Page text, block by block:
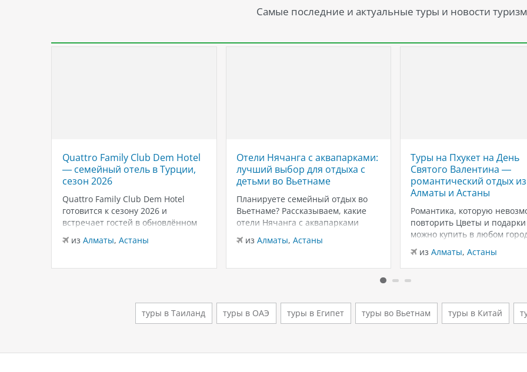
Самые последние и актуальные туры и новости
Quattro Family Club Dem Hotel
— семейный отель в Турции,
сезон 2026
Quattro Family Club Dem Hotel
готовится к сезону 2026 и
встречает гостей в обновлённом
формате, делая ставку на
повышенный комфорт,
спокойного семейного отдыха у
семейный отель в…
из Алматы, Астаны
Отели Нячанга с аквапарками:
лучший выбор для отдыха с
детьми во Вьетнаме
Планируете семейный отдых во
Вьетнаме? Рассказываем, какие
отели Нячанга с аквапарками
подойдут для отдыха с детьми:
бассейны, горки, пляжи и
Нячанг — один из самых
удачно сочетаются тёплый
климат,…
из Алматы, Астаны
Туры на Пхукет на День
Святого Валентина —
романтический отдых из
Алматы и Астаны
Романтика, которую
повторить Цветы и подарки
можно купить в любом
вот тёплый песок, закаты у
Андаманского моря и
дней только для вас двоих
эмоции, которые
из лучших…
изАлматы,Астаны
туры в Таиланд туры в ОАЭ туры в Египет туры во Вьетнам туры в Китай